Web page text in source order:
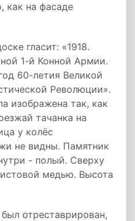
как на фасаде
гласит: «1918.
1-й Конной Армии.
60-летия Великой
Революции».
изображена так, как
тачанка на
у колёс
не видны. Памятник
- полый. Сверху
медью. Высота
отреставрирован,